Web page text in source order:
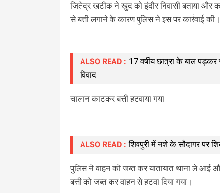
जितेंद्र खटीक ने खुद को इंदौर निवासी बताया और
से बत्ती लगाने के कारण पुलिस ने इस पर कार्रवाई की।
ALSO READ : 17 वर्षीय छात्रा के बाल
विवाद
चालान काटकर बत्ती हटवाया गया
ALSO READ : शिवपुरी में नशे के सौदागर पर
पुलिस ने वाहन को जब्त कर यातायात थाना ले आई
बत्ती को जब्त कर वाहन से हटवा दिया गया।